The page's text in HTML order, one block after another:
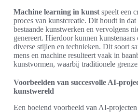
Machine learning in kunst speelt een
proces van kunstcreatie. Dit houdt in
bestaande kunstwerken en vervolgens
genereert. Hierdoor kunnen kunstenaars
diverse stijlen en technieken. Dit soort
mens en machine resulteert vaak in
kunstvormen, waarbij traditionele
Voorbeelden van succesvolle AI-
kunstwereld
Een boeiend voorbeeld van AI-